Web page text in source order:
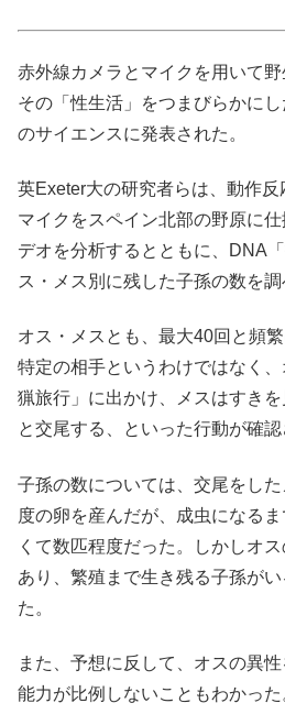
赤外線カメラとマイクを用いて野
その「性生活」をつまびらかに
のサイエンスに発表された。
英Exeter大の研究者らは、動作
マイクをスペイン北部の野原に
デオを分析するとともに、DNA
ス・メス別に残した子孫の数を調
オス・メスとも、最大40回と頻
特定の相手というわけではなく
猟旅行」に出かけ、メスはすき
と交尾する、といった行動が確認
子孫の数については、交尾をし
度の卵を産んだが、成虫になる
くて数匹程度だった。しかしオ
あり、繁殖まで生き残る子孫が
た。
また、予想に反して、オスの異
能力が比例しないこともわかった